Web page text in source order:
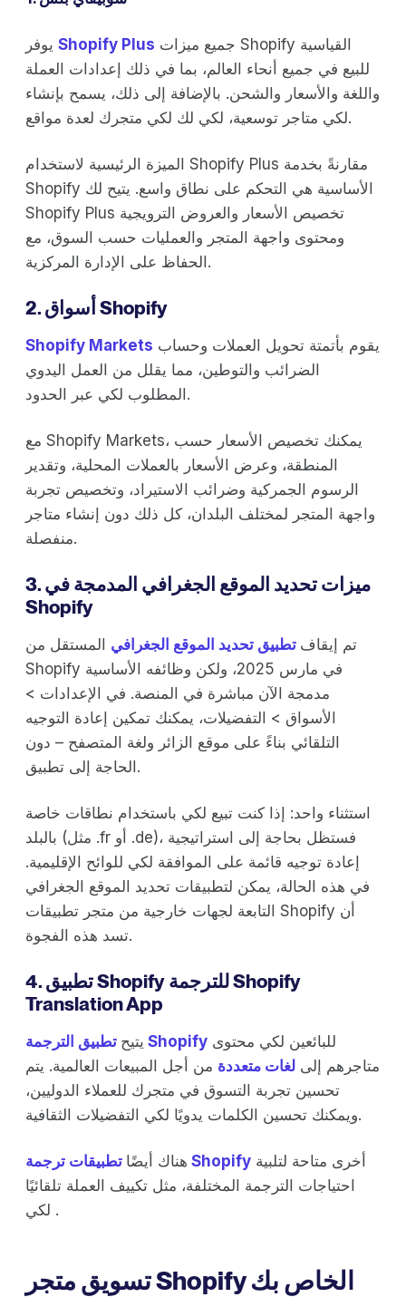
Shopify Plus
للبيع في جميع أنحاء العالم، بما في ذلك إعدادات العملة
واللغة والأسعار والشحن. بالإضافة إلى ذلك، يسمح بإنشاء
لكي متاجر توسعية، لكي لك لكي متجرك لعدة مواقع.
الميزة الرئيسية لاستخدام Shopify Plus مقارنةً بخدمة
Shopify الأساسية هي التحكم على نطاق واسع. يتيح لك
Shopify Plus تخصيص الأسعار والعروض الترويجية
ومحتوى واجهة المتجر والعمليات حسب السوق، مع
الحفاظ على الإدارة المركزية.
2. أسواق Shopify
Shopify Markets
الضرائب والتوطين، مما يقلل من العمل اليدوي
المطلوب لكي عبر الحدود.
مع Shopify Markets، يمكنك تخصيص الأسعار حسب
المنطقة، وعرض الأسعار بالعملات المحلية، وتقدير
الرسوم الجمركية وضرائب الاستيراد، وتخصيص تجربة
واجهة المتجر لمختلف البلدان، كل ذلك دون إنشاء متاجر
منفصلة.
3. ميزات تحديد الموقع الجغرافي المدمجة في
Shopify
تم إيقاف تطبيق تحديد الموقع الجغرافي المستقل من
Shopify في مارس 2025، ولكن وظائفه الأساسية
مدمجة الآن مباشرة في المنصة. في الإعدادات >
الأسواق > التفضيلات، يمكنك تمكين إعادة التوجيه
التلقائي بناءً على موقع الزائر ولغة المتصفح – دون
الحاجة إلى تطبيق.
استثناء واحد: إذا كنت تبيع لكي باستخدام نطاقات خاصة
بالبلد (مثل .fr أو .de)، فستظل بحاجة إلى استراتيجية
إعادة توجيه قائمة على الموافقة لكي للوائح الإقليمية.
في هذه الحالة، يمكن لتطبيقات تحديد الموقع الجغرافي
التابعة لجهات خارجية من متجر تطبيقات Shopify أن
تسد هذه الفجوة.
4. تطبيق Shopify للترجمة Shopify
Translation App
يتيح تطبيق الترجمة Shopify
متاجرهم إلى لغات متعددة من أجل المبيعات العالمية. يتم
تحسين تجربة التسوق في متجرك للعملاء الدوليين،
ويمكنك تحسين الكلمات يدويًا لكي التفضيلات الثقافية.
هناك أيضًا تطبيقات ترجمة Shopify
احتياجات الترجمة المختلفة، مثل تكييف العملة تلقائيًا
لكي .
تسويق متجر Shopify الخاص بك